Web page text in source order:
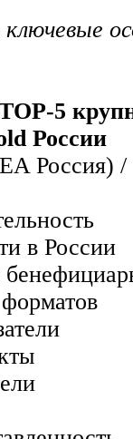
5
России
Россия) /
в России